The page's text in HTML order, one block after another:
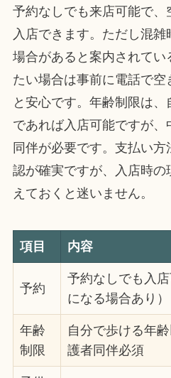
予約なしでも来店可能で、
入店できます。ただし混
場合があると案内されてい
たい場合は事前に電話で空
と安心です。年齢制限は
であれば入店可能ですが
同伴が必要です。支払い
認が確実ですが、入店時
えておくと迷いません。
項目 内容
予約
予約なしでも入
になる場合あり）
年齢
制限
自分で歩ける年
護者同伴必須